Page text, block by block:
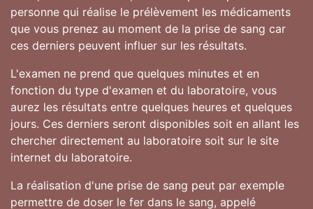
personne qui réalise le prélèvement les médicaments
que vous prenez au moment de la prise de sang car
ces derniers peuvent influer sur les résultats.
L'examen ne prend que quelques minutes et en
fonction du type d'examen et du laboratoire, vous
aurez les résultats entre quelques heures et quelques
jours. Ces derniers seront disponibles soit en allant les
chercher directement au laboratoire soit sur le site
internet du laboratoire.
La réalisation d'une prise de sang peut par exemple
permettre de doser le fer dans le sang, appelé